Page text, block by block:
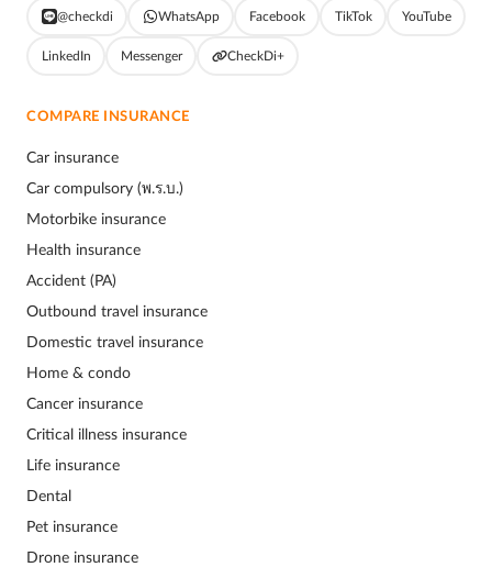
@checkdi WhatsApp Facebook TikTok YouTube
LinkedIn Messenger CheckDi+
COMPARE INSURANCE
Car insurance
Car compulsory (พ.ร.บ.)
Motorbike insurance
Health insurance
Accident (PA)
Outbound travel insurance
Domestic travel insurance
Home & condo
Cancer insurance
Critical illness insurance
Life insurance
Dental
Pet insurance
Drone insurance